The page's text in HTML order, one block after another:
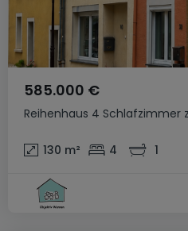
Reihenhaus 4 Schlafzimmer
585.000 €
130 m² 4 1